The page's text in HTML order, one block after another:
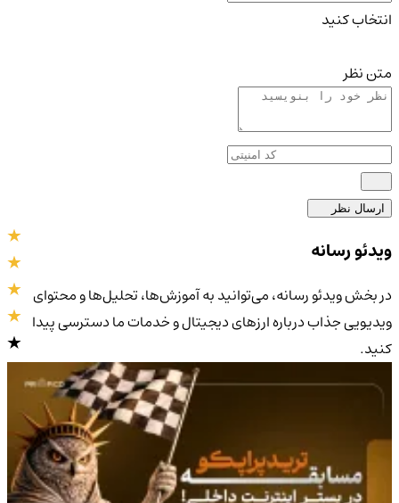
انتخاب کنید
متن نظر
ارسال نظر
4.9/5
ویدئو رسانه
در بخش ویدئو رسانه، می‌توانید به آموزش‌ها، تحلیل‌ها و محتوای
ویدیویی جذاب درباره ارزهای دیجیتال و خدمات ما دسترسی پیدا
کنید.